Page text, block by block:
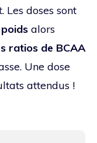
Les doses sont
alors
ratios de BCAA
Une dose
attendus !